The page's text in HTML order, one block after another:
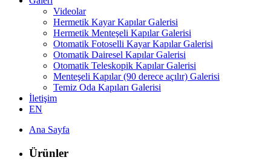
Videolar
Hermetik Kayar Kapılar Galerisi
Hermetik Menteşeli Kapılar Galerisi
Otomatik Fotoselli Kayar Kapılar Galerisi
Otomatik Dairesel Kapılar Galerisi
Otomatik Teleskopik Kapılar Galerisi
Menteşeli Kapılar (90 derece açılır) Galerisi
Temiz Oda Kapıları Galerisi
İletişim
EN
Ana Sayfa
Ürünler